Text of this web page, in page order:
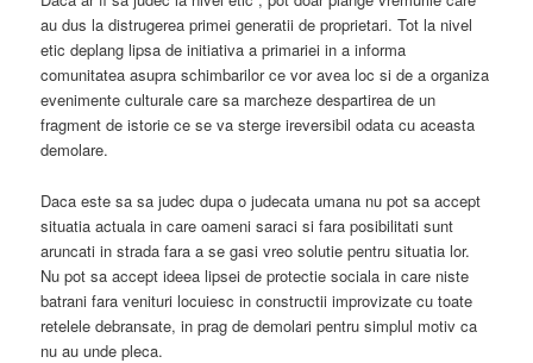
au dus la distrugerea primei generatii de proprietari. Tot la nivel
etic deplang lipsa de initiativa a primariei in a informa
comunitatea asupra schimbarilor ce vor avea loc si de a organiza
evenimente culturale care sa marcheze despartirea de un
fragment de istorie ce se va sterge ireversibil odata cu aceasta
demolare.
Daca este sa sa judec dupa o judecata umana nu pot sa accept
situatia actuala in care oameni saraci si fara posibilitati sunt
aruncati in strada fara a se gasi vreo solutie pentru situatia lor.
Nu pot sa accept ideea lipsei de protectie sociala in care niste
batrani fara venituri locuiesc in constructii improvizate cu toate
retelele debransate, in prag de demolari pentru simplul motiv ca
nu au unde pleca.